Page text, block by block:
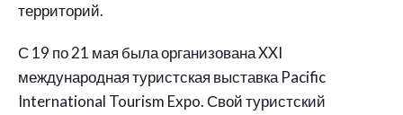
территорий.
С 19 по 21 мая была организована XXI
международная туристская выставка Pacific
International Tourism Expo. Свой туристский